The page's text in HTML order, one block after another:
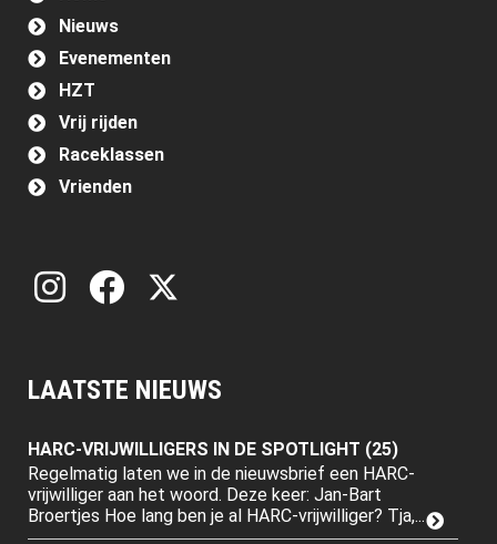
Nieuws
Evenementen
HZT
Vrij rijden
Raceklassen
Vrienden
LAATSTE NIEUWS
HARC-VRIJWILLIGERS IN DE SPOTLIGHT (25)
Regelmatig laten we in de nieuwsbrief een HARC-
vrijwilliger aan het woord. Deze keer: Jan-Bart
Broertjes Hoe lang ben je al HARC-vrijwilliger? Tja,...